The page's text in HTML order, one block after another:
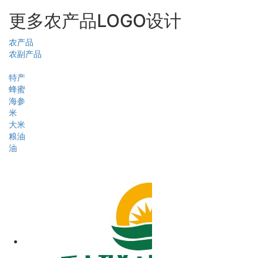
更多农产品LOGO设计
农产品
农副产品
特产
蜂蜜
海参
米
大米
粮油
油